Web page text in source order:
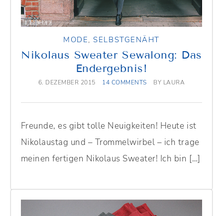
MODE, SELBSTGENÄHT
Nikolaus Sweater Sewalong: Das
Endergebnis!
6. DEZEMBER 2015 14 COMMENTS BY LAURA
Freunde, es gibt tolle Neuigkeiten! Heute ist
Nikolaustag und – Trommelwirbel – ich trage
meinen fertigen Nikolaus Sweater! Ich bin […]